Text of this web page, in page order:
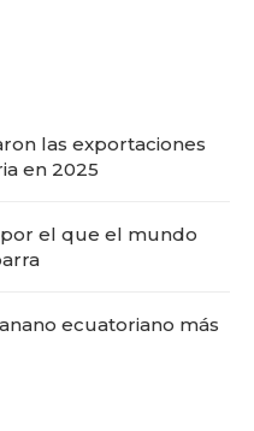
las exportaciones
en 2025
el que el mundo
ecuatoriano más